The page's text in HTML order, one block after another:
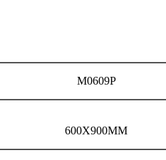
M0609P
600X900MM